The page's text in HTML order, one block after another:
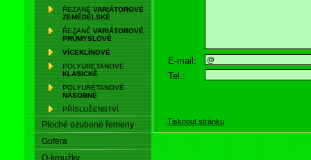
ŘEZANÉ VARIÁTOROVÉ
ZEMĚDĚLSKÉ
ŘEZANÉ VARIÁTOROVÉ
PRŮMYSLOVÉ
VÍCEKLÍNOVÉ
POLYURETANOVÉ
KLASICKÉ
POLYURETANOVÉ
NÁSOBNÉ
PŘÍSLUŠENSTVÍ
Ploché ozubené řemeny
Gufera
O-kroužky
E-mail:
Tel.:
Tisknout stránku